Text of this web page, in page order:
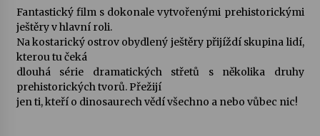
Fantastický film s dokonale vytvořenými prehistorickými
ještěry v hlavní roli.
Na kostarický ostrov obydlený ještěry přijíždí skupina lidí,
kterou tu čeká
dlouhá série dramatických střetů s několika druhy
prehistorických tvorů. Přežijí
jen ti, kteří o dinosaurech vědí všechno a nebo vůbec nic!